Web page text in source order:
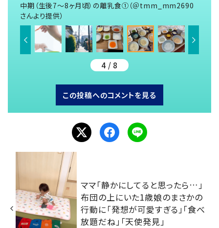
中期（生後7～8ヶ月頃）の離乳食①（＠tmm_mm2690
さんより提供）
4 / 8
この投稿へのコメントを見る
ママ「静かにしてると思ったら…」
布団の上にいた1歳娘のまさかの
行動に「発想が可愛すぎる」「食べ
放題だね」「天使発見」